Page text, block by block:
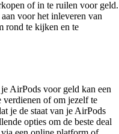
of in te ruilen voor geld.
voor het inleveren van
rond te kijken en te
AirPods voor geld kan een
verdienen of om jezelf te
je de staat van je AirPods
opties om de beste deal